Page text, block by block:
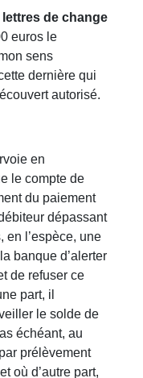
lettres de change
euros le
sens
dernière qui
autorisé.
en
le compte de
du paiement
dépassant
en l’espèce, une
banque d’alerter
de refuser ce
part, il
le solde de
échéant, au
prélèvement
où d’autre part,